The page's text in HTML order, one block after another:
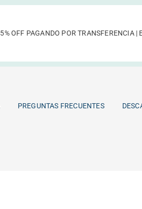
OFF PAGANDO POR TRANSFERENCIA |
PREGUNTAS FRECUENTES